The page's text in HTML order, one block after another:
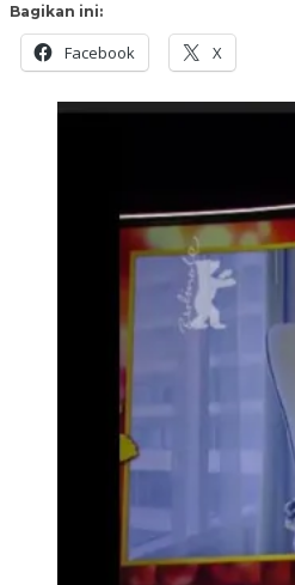
Bagikan ini:
Facebook X